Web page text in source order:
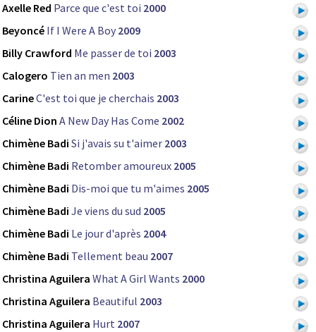
Axelle Red Parce que c'est toi 2000
Beyoncé If I Were A Boy 2009
Billy Crawford Me passer de toi 2003
Calogero Tien an men 2003
CarineC'est toi que je cherchais 2003
Céline Dion A New Day Has Come 2002
Chimène Badi Si j'avais su t'aimer 2003
Chimène Badi Retomber amoureux 2005
Chimène Badi Dis-moi que tu m'aimes 2005
Chimène Badi Je viens du sud 2005
Chimène Badi Le jour d'après 2004
Chimène Badi Tellement beau 2007
Christina Aguilera What A Girl Wants 2000
Christina Aguilera Beautiful 2003
Christina Aguilera Hurt 2007